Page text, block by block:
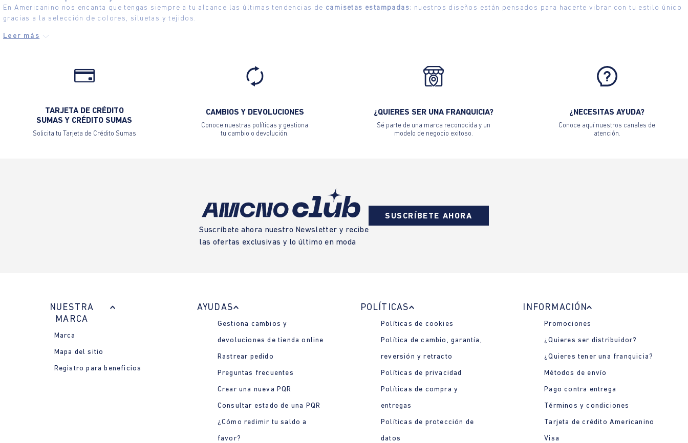
En Americanino nos encanta que tengas siempre a tu alcance las últimas tendencias de camisetas estampadas; nuestros diseños están pensados para hacerte vibrar con tu estilo único
gracias a la selección de colores, siluetas y tejidos.
TARJETA DE CRÉDITO
SUMAS Y CRÉDITO SUMAS
Solicita tu Tarjeta de Crédito Sumas
CAMBIOS Y DEVOLUCIONES
Conoce nuestras políticas y gestiona
tu cambio o devolución.
¿QUIERES SER UNA FRANQUICIA?
Sé parte de una marca reconocida y un
modelo de negocio exitoso.
¿NECESITAS AYUDA?
Conoce aquí nuestros canales de
atención.
Suscríbete ahora nuestro Newsletter y recibe
las ofertas exclusivas y lo último en moda
SUSCRÍBETE AHORA
NUESTRA
MARCA
Marca
Mapa del sitio
Registro para beneficios
AYUDAS
Gestiona cambios y
devoluciones de tienda online
Rastrear pedido
Preguntas frecuentes
Crear una nueva PQR
Consultar estado de una PQR
¿Cómo redimir tu saldo a
favor?
POLÍTICAS
Políticas de cookies
Política de cambio, garantía,
reversión y retracto
Políticas de privacidad
Políticas de compra y
entregas
Políticas de protección de
datos
INFORMACIÓN
Promociones
¿Quieres ser distribuidor?
¿Quieres tener una franquicia?
Métodos de envío
Pago contra entrega
Términos y condiciones
Tarjeta de crédito Americanino
Visa